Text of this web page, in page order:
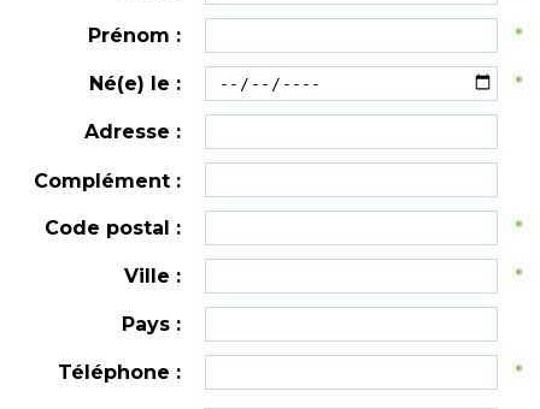
Prénom : *
Né(e) le : *
Adresse :
Complément :
Code postal : *
Ville : *
Pays :
Téléphone : *